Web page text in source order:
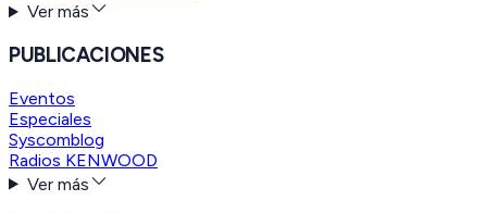
Ver más
PUBLICACIONES
Eventos
Especiales
Syscomblog
Radios KENWOOD
Ver más